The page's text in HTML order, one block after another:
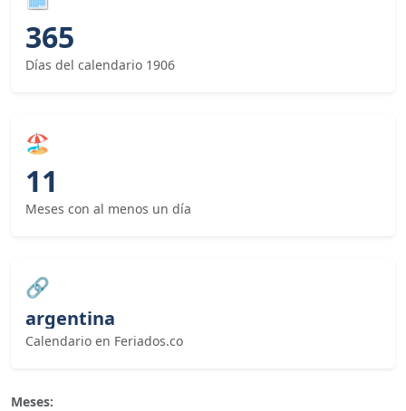
365
Días del calendario 1906
🏖
11
Meses con al menos un día
🔗
argentina
Calendario en Feriados.co
Meses: